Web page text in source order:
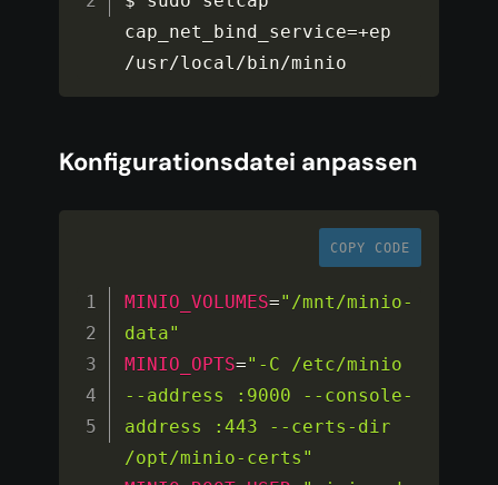
cap_net_bind_service=+
/usr/local/ bin/minio
Konfigurationsdatei anpassen
COPY CODE
MINIO_VOLUMES="/mnt/minio-
data"
MINIO_OPTS="-C /etc/minio
--address :9000 --console-
address :443 --certs-dir
/opt/minio-certs"